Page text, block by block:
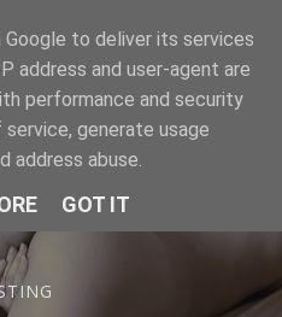
to deliver its services
address and user-agent are
performance and security
generate usage
address abuse.
GOT IT